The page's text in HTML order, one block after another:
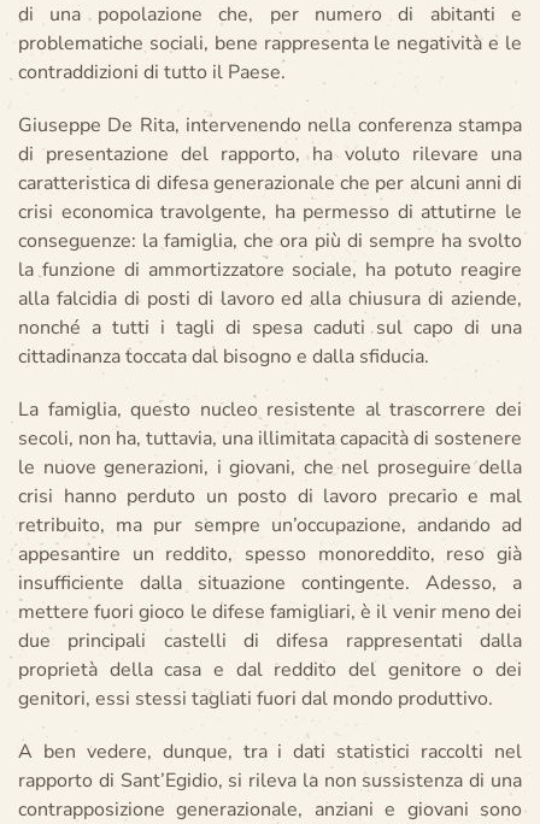
di una popolazione che, per numero di abitanti e
problematiche sociali, bene rappresenta le negatività e le
contraddizioni di tutto il Paese.
Giuseppe De Rita, intervenendo nella conferenza stampa
di presentazione del rapporto, ha voluto rilevare una
caratteristica di difesa generazionale che per alcuni anni di
crisi economica travolgente, ha permesso di attutirne le
conseguenze: la famiglia, che ora più di sempre ha svolto
la funzione di ammortizzatore sociale, ha potuto reagire
alla falcidia di posti di lavoro ed alla chiusura di aziende,
nonché a tutti i tagli di spesa caduti sul capo di una
cittadinanza toccata dal bisogno e dalla sfiducia.
La famiglia, questo nucleo resistente al trascorrere dei
secoli, non ha, tuttavia, una illimitata capacità di sostenere
le nuove generazioni, i giovani, che nel proseguire della
crisi hanno perduto un posto di lavoro precario e mal
retribuito, ma pur sempre un’occupazione, andando ad
appesantire un reddito, spesso monoreddito, reso già
insufficiente dalla situazione contingente. Adesso, a
mettere fuori gioco le difese famigliari, è il venir meno dei
due principali castelli di difesa rappresentati dalla
proprietà della casa e dal reddito del genitore o dei
genitori, essi stessi tagliati fuori dal mondo produttivo.
A ben vedere, dunque, tra i dati statistici raccolti nel
rapporto di Sant’Egidio, si rileva la non sussistenza di una
contrapposizione generazionale, anziani e giovani sono